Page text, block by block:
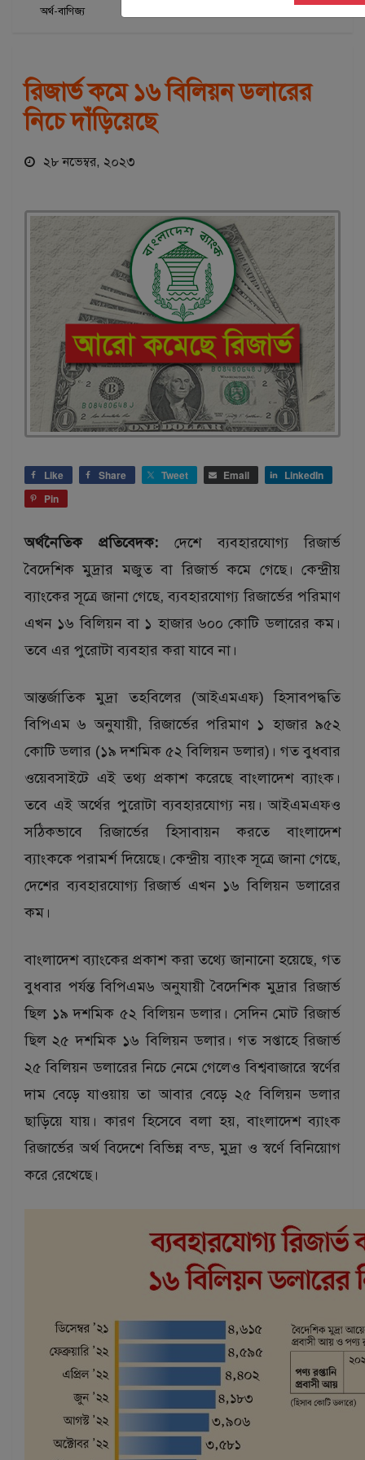
অর্থ-বাণিজ্য
রিজার্ভ কমে ১৬ বিলিয়ন ডলারের
নিচে দাঁড়িয়েছে
২৮ নভেম্বর, ২০২৩
Like Share Tweet Email
LinkedIn
Pin
অর্থনৈতিক প্রতিবেদক: দেশে ব্যবহারযোগ্য রিজার্ভ
বৈদেশিক মুদ্রার মজুত বা রিজার্ভ কমে গেছে। কেন্দ্রীয়
ব্যাংকের সূত্রে জানা গেছে, ব্যবহারযোগ্য রিজার্ভের পরিমাণ
এখন ১৬ বিলিয়ন বা ১ হাজার ৬০০ কোটি ডলারের কম।
তবে এর পুরোটা ব্যবহার করা যাবে না।
আন্তর্জাতিক মুদ্রা তহবিলের (আইএমএফ) হিসাবপদ্ধতি
বিপিএম ৬ অনুযায়ী, রিজার্ভের পরিমাণ ১ হাজার ৯৫২
কোটি ডলার (১৯ দশমিক ৫২ বিলিয়ন ডলার)। গত বুধবার
ওয়েবসাইটে এই তথ্য প্রকাশ করেছে বাংলাদেশ ব্যাংক।
তবে এই অর্থের পুরোটা ব্যবহারযোগ্য নয়। আইএমএফও
সঠিকভাবে রিজার্ভের হিসাবায়ন করতে বাংলাদেশ
ব্যাংককে পরামর্শ দিয়েছে। কেন্দ্রীয় ব্যাংক সূত্রে জানা গেছে,
দেশের ব্যবহারযোগ্য রিজার্ভ এখন ১৬ বিলিয়ন ডলারের
কম।
বাংলাদেশ ব্যাংকের প্রকাশ করা তথ্যে জানানো হয়েছে, গত
বুধবার পর্যন্ত বিপিএম৬ অনুযায়ী বৈদেশিক মুদ্রার রিজার্ভ
ছিল ১৯ দশমিক ৫২ বিলিয়ন ডলার। সেদিন মোট রিজার্ভ
ছিল ২৫ দশমিক ১৬ বিলিয়ন ডলার। গত সপ্তাহে রিজার্ভ
২৫ বিলিয়ন ডলারের নিচে নেমে গেলেও বিশ্ববাজারে স্বর্ণের
দাম বেড়ে যাওয়ায় তা আবার বেড়ে ২৫ বিলিয়ন ডলার
ছাড়িয়ে যায়। কারণ হিসেবে বলা হয়, বাংলাদেশ ব্যাংক
রিজার্ভের অর্থ বিদেশে বিভিন্ন বন্ড, মুদ্রা ও স্বর্ণে বিনিয়োগ
করে রেখেছে।